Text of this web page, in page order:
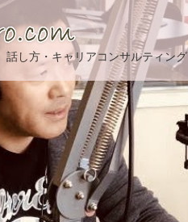
話し方・キャリアコンサルティング